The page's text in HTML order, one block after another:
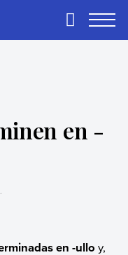
Primary
en -
en -ullo y,